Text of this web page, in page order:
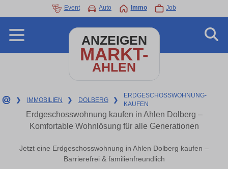
Event Auto Immo Job
ANZEIGEN
MARKT-
AHLEN
❯ IMMOBILIEN ❯ DOLBERG ❯
ERDGESCHOSSWOHNUNG-
KAUFEN
Erdgeschosswohnung kaufen in Ahlen Dolberg –
Komfortable Wohnlösung für alle Generationen
Jetzt eine Erdgeschosswohnung in Ahlen Dolberg kaufen –
Barrierefrei & familienfreundlich